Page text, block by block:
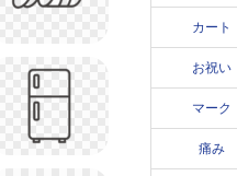
カート
お祝い
マーク
痛み